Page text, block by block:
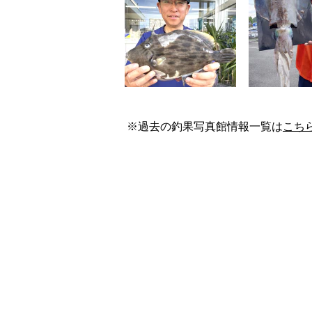
※過去の釣果写真館情報一覧はこち